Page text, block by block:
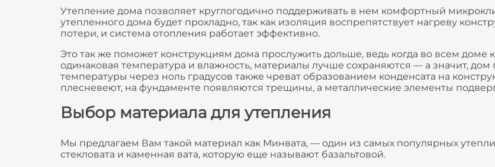
Утепление дома позволяет круглогодично поддерживать в нем комфортный
утепленного дома будет прохладно, так как изоляция воспрепятствует нагреву
потери, и система отопления работает эффективно.
Это так же поможет конструкциям дома прослужить дольше, ведь когда во всем
одинаковая температура и влажность, материалы лучше сохраняются — а значит,
температуры через ноль градусов также чреват образованием конденсата на
плесневеют, на фундаменте появляются трещины, а металлические элементы
Выбор материала для утепления
Мы предлагаем Вам такой материал как Минвата, — один из самых популярных
стекловата и каменная вата, которую еще называют базальтовой.